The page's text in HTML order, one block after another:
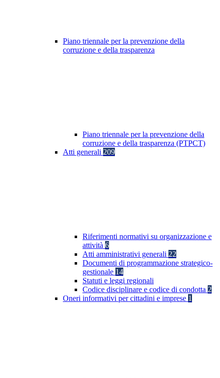
Piano triennale per la prevenzione della
corruzione e della trasparenza
Piano triennale per la prevenzione della
corruzione e della trasparenza (PTPCT)
Atti generali 209
Riferimenti normativi su organizzazione e
attività 6
Atti amministrativi generali 22
Documenti di programmazione strategico-
gestionale 14
Statuti e leggi regionali
Codice disciplinare e codice di condotta 2
Oneri informativi per cittadini e imprese 1